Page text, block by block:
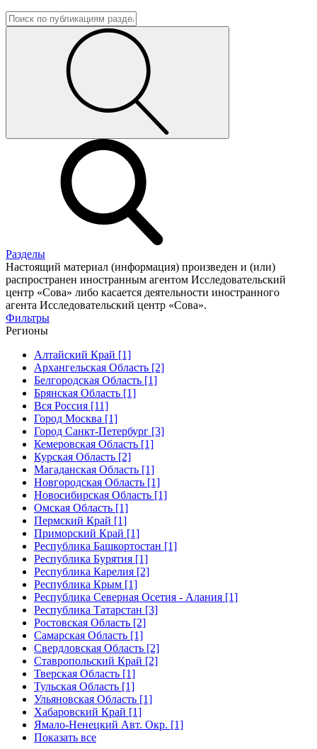
Разделы
Настоящий материал (информация) произведен и (или)
распространен иностранным агентом Исследовательский
центр «Сова» либо касается деятельности иностранного
агента Исследовательский центр «Сова».
Фильтры
Регионы
Алтайский Край [1]
Архангельская Область [2]
Белгородская Область [1]
Брянская Область [1]
Вся Россия [11]
Город Москва [1]
Город Санкт-Петербург [3]
Кемеровская Область [1]
Курская Область [2]
Магаданская Область [1]
Новгородская Область [1]
Новосибирская Область [1]
Омская Область [1]
Пермский Край [1]
Приморский Край [1]
Республика Башкортостан [1]
Республика Бурятия [1]
Республика Карелия [2]
Республика Крым [1]
Республика Северная Осетия - Алания [1]
Республика Татарстан [3]
Ростовская Область [2]
Самарская Область [1]
Свердловская Область [2]
Ставропольский Край [2]
Тверская Область [1]
Тульская Область [1]
Ульяновская Область [1]
Хабаровский Край [1]
Ямало-Ненецкий Авт. Окр. [1]
Показать все